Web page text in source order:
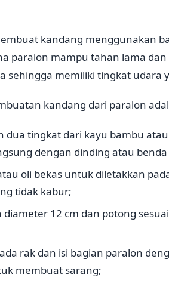
kandang menggunakan
paralon mampu tahan lama
sehingga memiliki tingkat udara
kandang dari paralon
dua tingkat dari kayu bambu
dengan dinding atau
oli bekas untuk diletakkan
tidak kabur;
12 cm dan potong
rak dan isi bagian paralon
membuat sarang;